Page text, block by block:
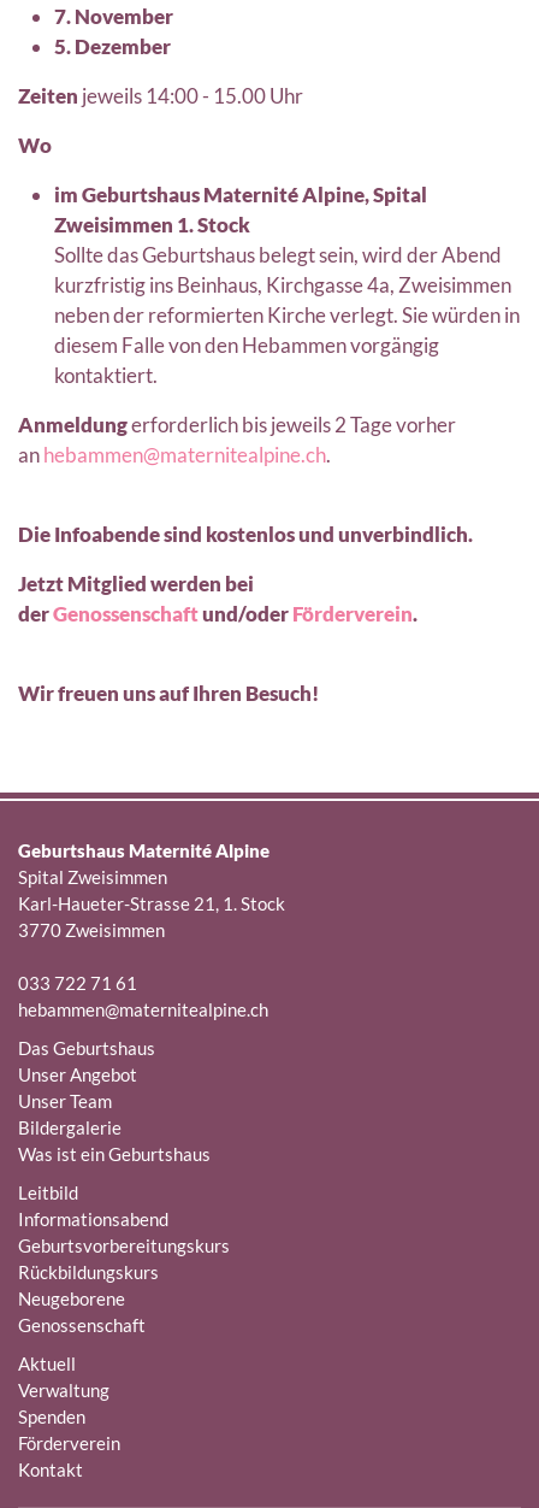
7. November
5. Dezember
Zeiten jeweils 14:00 - 15.00 Uhr
Wo
im Geburtshaus Maternité Alpine, Spital
Zweisimmen 1. Stock
Sollte das Geburtshaus belegt sein, wird der Abend
kurzfristig ins Beinhaus, Kirchgasse 4a, Zweisimmen
neben der reformierten Kirche verlegt. Sie würden in
diesem Falle von den Hebammen vorgängig
kontaktiert.
Anmeldungerforderlich bis jeweils 2 Tage vorher
anhebammen@maternitealpine.ch.
Die Infoabende sind kostenlos und unverbindlich.
Jetzt Mitglied werden bei
derGenossenschaftund/oderFörderverein.
Wir freuen uns auf Ihren Besuch!
Geburtshaus Maternité Alpine
Spital Zweisimmen
Karl-Haueter-Strasse 21, 1. Stock
3770 Zweisimmen
033 722 71 61
hebammen@maternitealpine.ch
Das Geburtshaus
Unser Angebot
Unser Team
Bildergalerie
Was ist ein Geburtshaus
Leitbild
Informationsabend
Geburtsvorbereitungskurs
Rückbildungskurs
Neugeborene
Genossenschaft
Aktuell
Verwaltung
Spenden
Förderverein
Kontakt